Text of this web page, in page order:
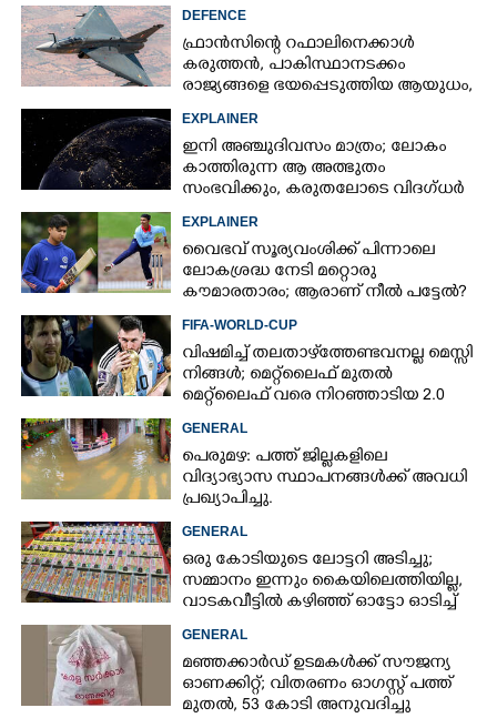
DEFENCE
ഫ്രാൻസിന്റെ റഫാലിനെക്കാൾ
കരുത്തൻ,​ പാകിസ്ഥാനടക്കം
രാജ്യങ്ങളെ ഭയപ്പെടുത്തിയ ആയുധം,​
ഇന്ത്യ നിർമ്മിച്ച എണ്ണം 100ലേക്ക്
EXPLAINER
ഇനി അഞ്ചുദിവസം മാത്രം; ലോകം
കാത്തിരുന്ന ആ അത്ഭുതം
സംഭവിക്കും, കരുതലോടെ വിദഗ്ധർ
EXPLAINER
വൈഭവ് സൂര്യവംശിക്ക് പിന്നാലെ
ലോകശ്രദ്ധ നേടി മറ്റൊരു
കൗമാരതാരം; ആരാണ് നീൽ പട്ടേൽ?
FIFA-WORLD-CUP
വിഷമിച്ച് തലതാഴ്‌ത്തേണ്ടവനല്ല മെസ്സി
നിങ്ങള്‍; മെറ്റ്‌ലൈഫ് മുതല്‍
മെറ്റ്‌ലൈഫ് വരെ നിറഞ്ഞാടിയ 2.0
GENERAL
പെരുമഴ: പത്ത് ജില്ലകളിലെ
വിദ്യാഭ്യാസ സ്ഥാപനങ്ങൾക്ക് അവധി
പ്രഖ്യാപിച്ചു.
GENERAL
ഒരു കോടിയുടെ ലോട്ടറി അടിച്ചു;
സമ്മാനം ഇന്നും കൈയിലെത്തിയില്ല,
വാടകവീട്ടിൽ കഴിഞ്ഞ് ഓട്ടോ ഓടിച്ച്
73കാരൻ
GENERAL
മഞ്ഞക്കാർഡ് ഉടമകൾക്ക് സൗജന്യ
ഓണക്കിറ്റ്; വിതരണം ഓഗസ്റ്റ് പത്ത്
മുതൽ, 53 കോടി അനുവദിച്ചു
Share this link
Copy Link